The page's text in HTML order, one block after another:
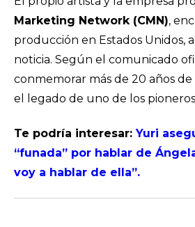
Marketing Network (CMN),
producción en Estados Unidos,
noticia. Según el comunicado
conmemorar más de 20 años
el legado de uno de los
Te podría interesar:Yuri
“funada” por hablar de
voy a hablar de ella”.